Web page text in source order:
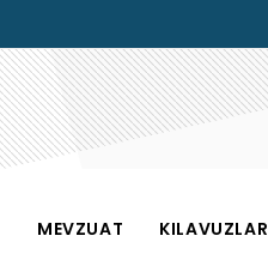
MEVZUAT KILAVUZLAR